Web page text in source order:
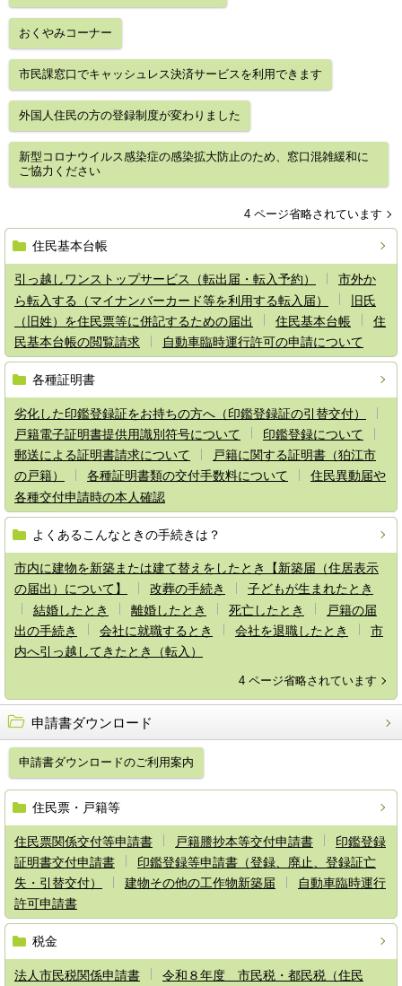
おくやみコーナー
市民課窓口でキャッシュレス決済サービスを利用できます
外国人住民の方の登録制度が変わりました
新型コロナウイルス感染症の感染拡大防止のため、窓口混雑緩和に
ご協力ください
4 ページ省略されています
住民基本台帳
引っ越しワンストップサービス（転出届・転入予約）
市外か
ら転入する（マイナンバーカード等を利用する転入届）
旧氏
（旧姓）を住民票等に併記するための届出
住民基本台帳
住
民基本台帳の閲覧請求
自動車臨時運行許可の申請について
各種証明書
劣化した印鑑登録証をお持ちの方へ（印鑑登録証の引替交付）
戸籍電子証明書提供用識別符号について
印鑑登録について
郵送による証明書請求について
戸籍に関する証明書（狛江市
の戸籍）
各種証明書類の交付手数料について
住民異動届や
各種交付申請時の本人確認
よくあるこんなときの手続きは？
市内に建物を新築または建て替えをしたとき【新築届（住居表示
の届出）について】
改葬の手続き
子どもが生まれたとき
結婚したとき
離婚したとき 死亡したとき
戸籍の届
出の手続き
会社に就職するとき 会社を退職したとき
市
内へ引っ越してきたとき（転入）
4 ページ省略されています
申請書ダウンロード
申請書ダウンロードのご利用案内
住民票・戸籍等
住民票関係交付等申請書 戸籍謄抄本等交付申請書
印鑑登録
証明書交付申請書
印鑑登録等申請書（登録、廃止、登録証亡
失・引替交付）
建物その他の工作物新築届
自動車臨時運行
許可申請書
税金
法人市民税関係申請書
令和８年度 市民税・都民税（住民